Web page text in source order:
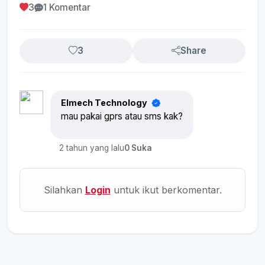
3 1 Komentar
3 Share
Elmech Technology
mau pakai gprs atau sms kak?
2 tahun yang lalu0 Suka
Silahkan Login untuk ikut berkomentar.